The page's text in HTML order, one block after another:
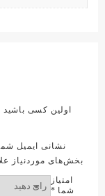
نشانی ایمیل
بخش‌های موردنیاز
امتیاز
شما *